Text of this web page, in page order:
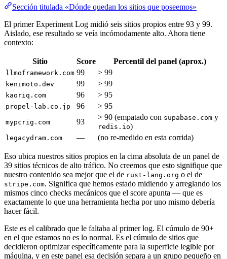
Sección titulada «Dónde quedan los sitios que poseemos»
El primer Experiment Log midió seis sitios propios entre 93 y 99.
Aislado, ese resultado se veía incómodamente alto. Ahora tiene
contexto:
Sitio Score Percentil del panel (aprox.)
llmoframework.com 99 > 99
kenimoto.dev 99 > 99
kaoriq.com 96 > 95
propel-lab.co.jp 96 > 95
mypcrig.com 93
> 90 (empatado con supabase.com y
redis.io)
legacydram.com — (no re-medido en esta corrida)
Eso ubica nuestros sitios propios en la cima absoluta de un panel de
39 sitios técnicos de alto tráfico. No creemos que esto signifique que
nuestro contenido sea mejor que el de rust-lang.org o el de
stripe.com. Significa que hemos estado midiendo y arreglando los
mismos cinco checks mecánicos que el score apunta — que es
exactamente lo que una herramienta hecha por uno mismo debería
hacer fácil.
Este es el calibrado que le faltaba al primer log. El cúmulo de 90+
en el que estamos no es lo normal. Es el cúmulo de sitios que
decidieron optimizar específicamente para la superficie legible por
máquina, y en este panel esa decisión separa a un grupo pequeño en